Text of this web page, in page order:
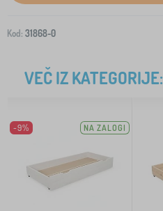
Kod: 31868-0
VEČ IZ KATEGORIJE:
-9% NA ZALOGI